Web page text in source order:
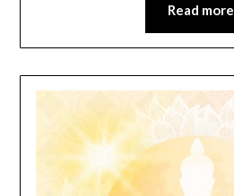
Read more